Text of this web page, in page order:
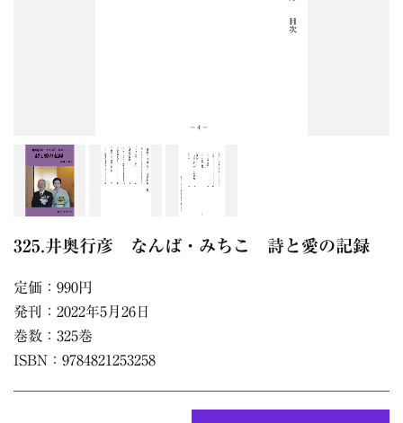
325.井奥行彦 なんば・みちこ 詩と愛の記録
定価：990円
発刊：2022年5月26日
巻数：325巻
ISBN：9784821253258